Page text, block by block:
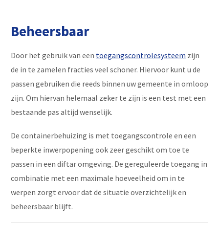
Beheersbaar
Door het gebruik van een toegangscontrolesysteem zijn
de in te zamelen fracties veel schoner. Hiervoor kunt u de
passen gebruiken die reeds binnen uw gemeente in omloop
zijn. Om hiervan helemaal zeker te zijn is een test met een
bestaande pas altijd wenselijk.
De containerbehuizing is met toegangscontrole en een
beperkte inwerpopening ook zeer geschikt om toe te
passen in een diftar omgeving. De gereguleerde toegang in
combinatie met een maximale hoeveelheid om in te
werpen zorgt ervoor dat de situatie overzichtelijk en
beheersbaar blijft.